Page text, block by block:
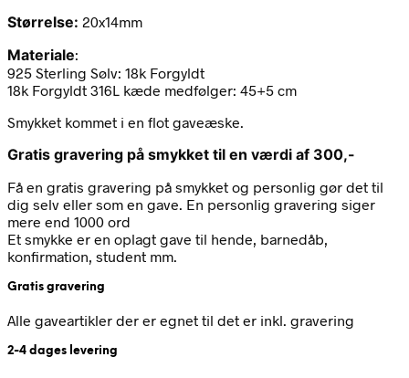
Størrelse: 20x14mm
Materiale:
925 Sterling Sølv: 18k Forgyldt
18k Forgyldt 316L kæde medfølger: 45+5 cm
Smykket kommet i en flot gaveæske.
Gratis gravering på smykket til en værdi af 300,-
Få en gratis gravering på smykket og personlig gør det til
dig selv eller som en gave. En personlig gravering siger
mere end 1000 ord
Et smykke er en oplagt gave til hende, barnedåb,
konfirmation, student mm.
Gratis gravering
Alle gaveartikler der er egnet til det er inkl. gravering
2-4 dages levering